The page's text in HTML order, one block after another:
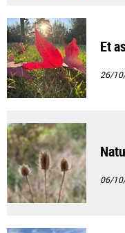
Et
26/
06/